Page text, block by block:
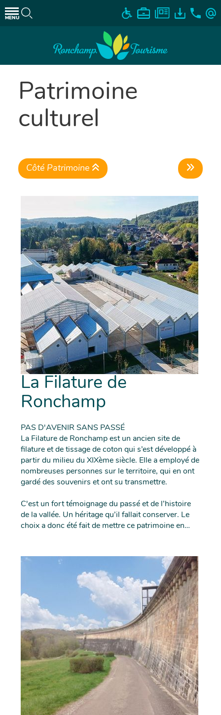
MENU
Côté Patrimoine
Patrimoine
culturel
La Filature de
Ronchamp
PAS D'AVENIR SANS PASSÉ
La Filature de Ronchamp est un ancien site de
filature et de tissage de coton qui s’est développé à
partir du milieu du XIXème siècle. Elle a employé de
nombreuses personnes sur le territoire, qui en ont
gardé des souvenirs et ont su transmettre.
C'est un fort témoignage du passé et de l’histoire
de la vallée. Un héritage qu’il fallait conserver. Le
choix a donc été fait de mettre ce patrimoine en
réhabiliter, et un site s’étendant sur 10 ha, la
Filature était un projet de grande envergure pour la
Communauté de Communes Rahin et Chérimont,
qui s’est lancée dès 2013 dans les premières
démarches.